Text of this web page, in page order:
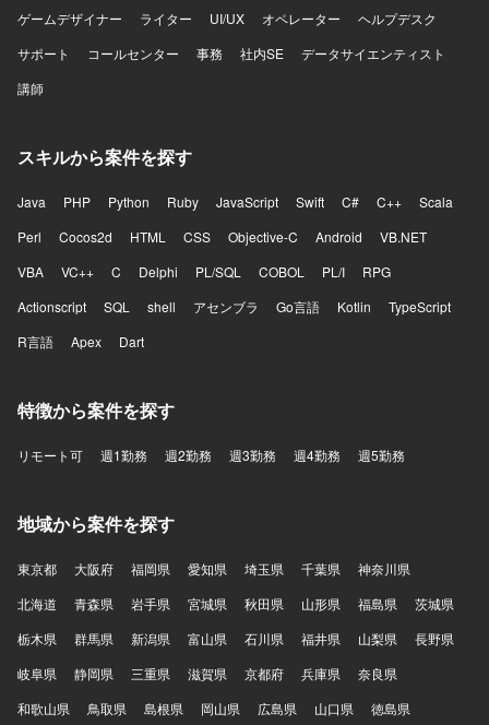
ゲームデザイナー
ライター UI/UX オペレーター
ヘルプデスク
サポート
コールセンター 事務 社内SE
データサイエンティスト
講師
スキルから案件を探す
Java PHP Python Ruby JavaScript Swift C# C++
Scala
Perl
Cocos2d HTML CSS Objective-C Android
VB.NET
VBA
VC++ C Delphi PL/SQL COBOL PL/I
RPG
Actionscript
SQL shell アセンブラ Go言語 Kotlin
TypeScript
R言語
Apex Dart
特徴から案件を探す
リモート可 週1勤務 週2勤務 週3勤務 週4勤務 週5勤務
地域から案件を探す
東京都 大阪府 福岡県 愛知県 埼玉県 千葉県
神奈川県
北海道
青森県 岩手県 宮城県 秋田県 山形県 福島県
茨城県
栃木県
群馬県 新潟県 富山県 石川県 福井県 山梨県
長野県
岐阜県
静岡県 三重県 滋賀県 京都府 兵庫県
奈良県
和歌山県
鳥取県 島根県 岡山県 広島県 山口県 徳島県